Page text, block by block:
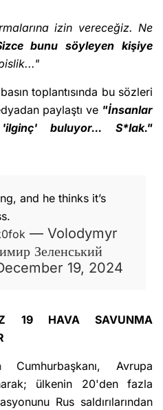
izin vereceğiz. Ne
bunu söyleyen kişiye
basın toplantısında bu sözleri
paylaştı ve "İnsanlar
buluyor... S*lak."
and he thinks it’s
— Volodymyr
Зеленський
19, 2024
HAVA SAVUNMA
Cumhurbaşkanı, Avrupa
ülkenin 20'den fazla
Rus saldırılarından